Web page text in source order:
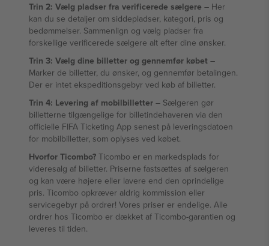
Trin 2: Vælg pladser fra verificerede sælgere – Her
kan du se detaljer om siddepladser, kategori, pris og
bedømmelser. Sammenlign og vælg pladser fra
forskellige verificerede sælgere alt efter dine ønsker.
Trin 3: Vælg dine billetter og gennemfør købet –
Marker de billetter, du ønsker, og gennemfør betalingen.
Der er intet ekspeditionsgebyr ved køb af billetter.
Trin 4: Levering af mobilbilletter – Sælgeren gør
billetterne tilgængelige for billetindehaveren via den
officielle FIFA Ticketing App senest på leveringsdatoen
for mobilbilletter, som oplyses ved købet.
Hvorfor Ticombo? Ticombo er en markedsplads for
videresalg af billetter. Priserne fastsættes af sælgeren
og kan være højere eller lavere end den oprindelige
pris. Ticombo opkræver aldrig kommission eller
servicegebyr på ordrer! Vores priser er endelige. Alle
ordrer hos Ticombo er dækket af Ticombo-garantien og
leveres til tiden.